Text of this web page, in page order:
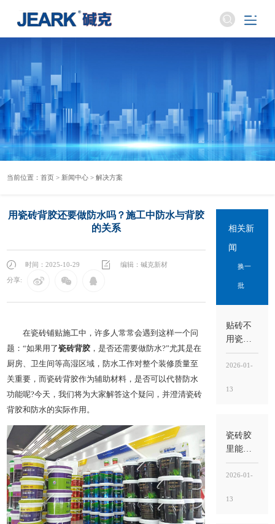
当前位置：首页 > 新闻中心 >解决方案
用瓷砖背胶还要做防水吗？施工中防水与背胶
的关系
时间：2025-10-29 编辑：碱克新材
分享:
在瓷砖铺贴施工中，许多人常常会遇到这样一个问
题：“如果用了瓷砖背胶 ，是否还需要做防水?”尤其是在
厨房、卫生间等高湿区域，防水工作对整个装修质量至
关重要，而瓷砖背胶作为辅助材料，是否可以代替防水
功能呢?今天，我们将为大家解答这个疑问，并澄清瓷砖
背胶和防水的实际作用。
相关新
闻
换一
批
贴砖不
用瓷砖
胶可以
吗？能
要看瓷
况，别
把“能
贴”当“能
稳”
2026-01-
13
瓷砖胶
里能掺
水泥
吗？不
意掺，
2026-01-
13